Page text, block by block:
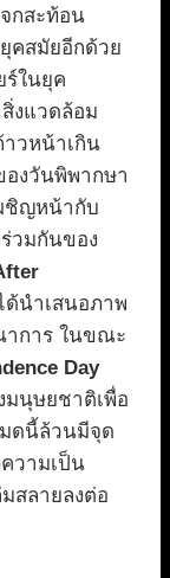
กสะท้อน
คสมัยอีกด้วย
ร์ในยุค
งแวดล้อม
าวหน้าเกิน
องวันพิพากษา
ชิญหน้ากับ
วมกันของ
ด้นำเสนอภาพ
าการ ในขณะ
Day
มนุษยชาติเพื่อ
ดนี้ล้วนมีจุด
วามเป็น
สลายลงต่อ